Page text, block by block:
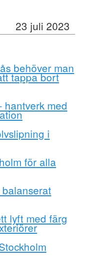
23 juli 2023
behöver man
tappa bort
hantverk med
i
för alla
lyft med färg